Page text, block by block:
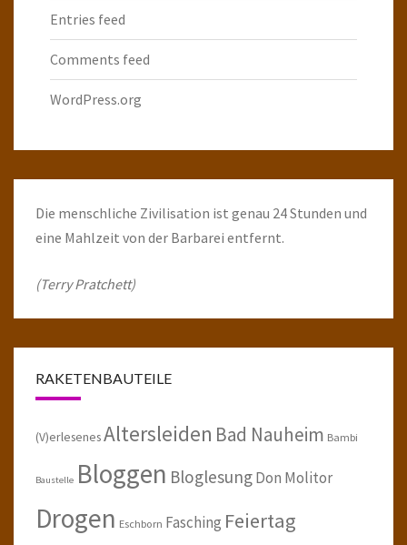
Entries feed
Comments feed
WordPress.org
Die menschliche Zivilisation ist genau 24 Stunden und
eine Mahlzeit von der Barbarei entfernt.
(Terry Pratchett)
RAKETENBAUTEILE
(V)erlesenesAltersleiden Bad Nauheim Bambi
Baustelle Bloggen BloglesungDon Molitor
Drogen Eschborn Fasching Feiertag